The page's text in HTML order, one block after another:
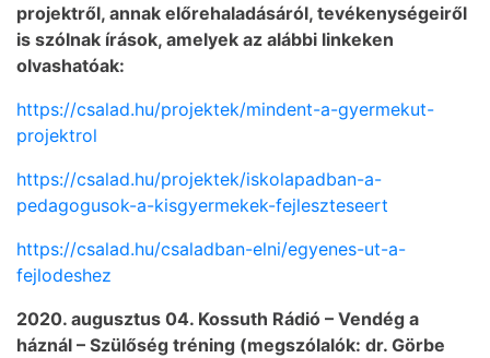
projektről, annak előrehaladásáról, tevékenységeiről
is szólnak írások, amelyek az alábbi linkeken
olvashatóak:
https://csalad.hu/projektek/mindent-a-gyermekut-
projektrol
https://csalad.hu/projektek/iskolapadban-a-
pedagogusok-a-kisgyermekek-fejleszteseert
https://csalad.hu/csaladban-elni/egyenes-ut-a-
fejlodeshez
2020. augusztus 04. Kossuth Rádió – Vendég a
háznál – Szülőség tréning (megszólalók: dr. Görbe